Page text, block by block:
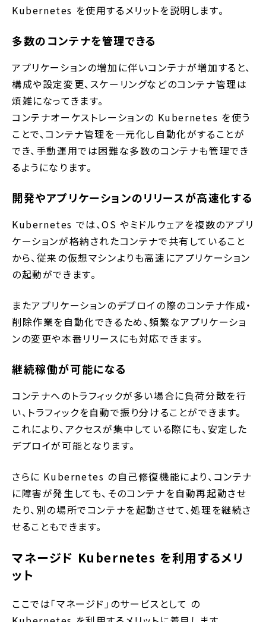
Kubernetes を使用するメリットを説明します。
多数のコンテナを管理できる
アプリケーションの増加に伴いコンテナが増加すると、
構成や設定変更、スケーリングなどのコンテナ管理は
煩雑になってきます。
コンテナオーケストレーションの Kubernetes を使う
ことで、コンテナ管理を一元化し自動化がすることが
でき、手動運用では困難な多数のコンテナも管理でき
るようになります。
開発やアプリケーションのリリースが高速化する
Kubernetes では、OS やミドルウェアを複数のアプリ
ケーションが格納されたコンテナで共有していること
から、従来の仮想マシンよりも高速にアプリケーション
の起動ができます。
またアプリケーションのデプロイの際のコンテナ作成・
削除作業を自動化できるため、頻繁なアプリケーショ
ンの変更や本番リリースにも対応できます。
継続稼働が可能になる
コンテナへのトラフィックが多い場合に負荷分散を行
い、トラフィックを自動で振り分けることができます。
これにより、アクセスが集中している際にも、安定した
デプロイが可能となります。
さらに Kubernetes の自己修復機能により、コンテナ
に障害が発生しても、そのコンテナを自動再起動させ
たり、別の場所でコンテナを起動させて、処理を継続さ
せることもできます。
マネージド Kubernetes を利用するメリ
ット
ここでは「マネージド」のサービスとして の